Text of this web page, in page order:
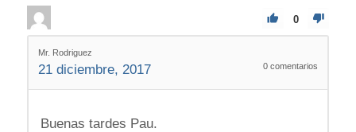
0
Mr. Rodriguez
21 diciembre, 2017 0 comentarios
Buenas tardes Pau.